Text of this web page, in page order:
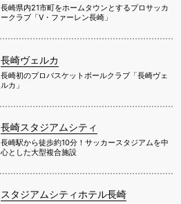
長崎県内21市町をホームタウンとするプロサッカ
ークラブ「V・ファーレン長崎」
長崎ヴェルカ
長崎初のプロバスケットボールクラブ「長崎ヴェ
ルカ」
長崎スタジアムシティ
長崎駅から徒歩約10分！サッカースタジアムを中
心とした大型複合施設
スタジアムシティホテル長崎